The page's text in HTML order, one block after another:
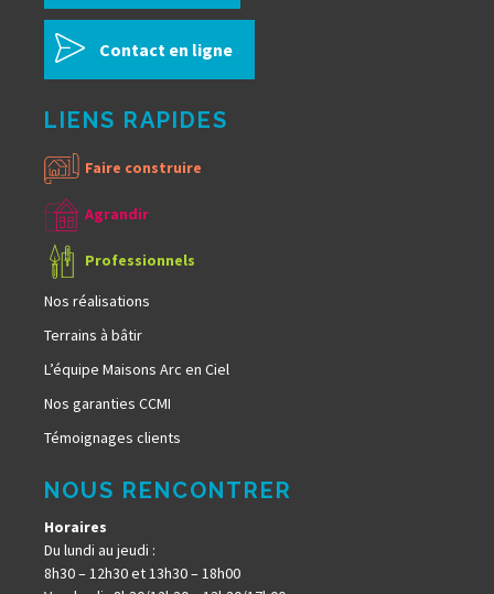
Contact en ligne
LIENS RAPIDES
Faire construire
Agrandir
Professionnels
Nos réalisations
Terrains à bâtir
L’équipe Maisons Arc en Ciel
Nos garanties CCMI
Témoignages clients
NOUS RENCONTRER
Horaires
Du lundi au jeudi :
8h30 – 12h30 et 13h30 – 18h00